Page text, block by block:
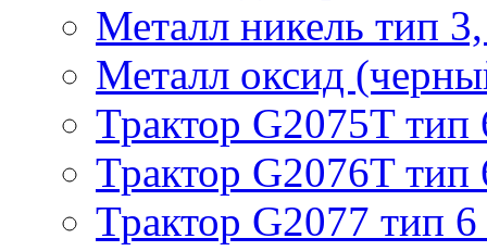
Металл никель тип
Металл оксид
Трактор G2075T тип
Трактор G2076T тип
Трактор G2077 тип 6